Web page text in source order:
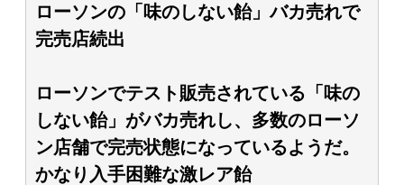
ローソンの「味のしない飴」バカ売れで
完売店続出
ローソンでテスト販売されている「味の
しない飴」がバカ売れし、多数のローソ
ン店舗で完売状態になっているようだ。
かなり入手困難な激レア飴